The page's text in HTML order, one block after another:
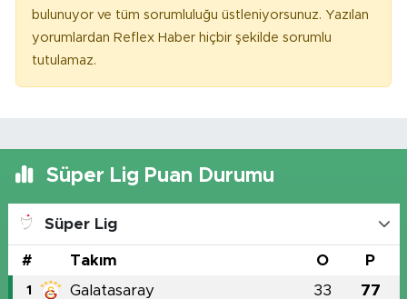
bulunuyor ve tüm sorumluluğu üstleniyorsunuz. Yazılan
yorumlardan Reflex Haber hiçbir şekilde sorumlu
tutulamaz.
Süper Lig Puan Durumu
Süper Lig
# Takım O P
1 Galatasaray 33 77